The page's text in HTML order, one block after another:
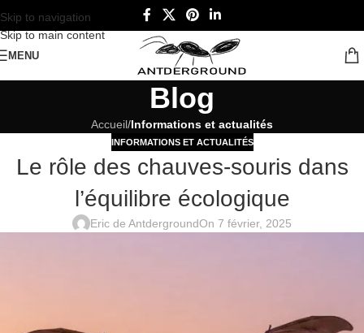
Skip to navigation
Skip to main content
MENU
Blog
Accueil/Informations et actualités
INFORMATIONS ET ACTUALITÉS
Le rôle des chauves-souris dans
l’équilibre écologique
Eric de AntdergroundOn 7 février, 2025